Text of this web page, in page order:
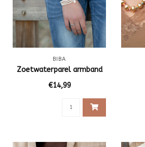
BIBA
Zoetwaterparel armband
€14,99